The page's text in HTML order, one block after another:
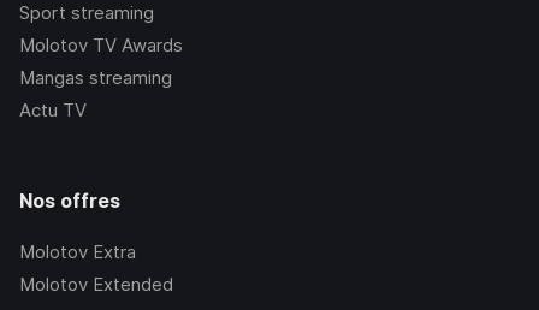
Sport streaming
Molotov TV Awards
Mangas streaming
Actu TV
Nos offres
Molotov Extra
Molotov Extended